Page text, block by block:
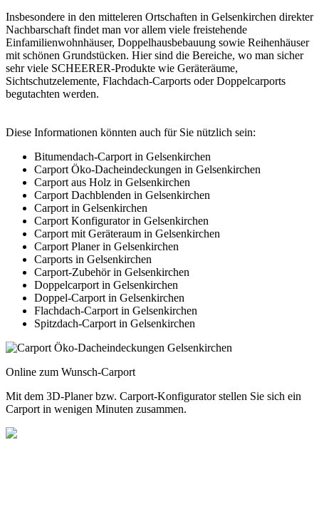
Insbesondere in den mitteleren Ortschaften in Gelsenkirchen direkter
Nachbarschaft findet man vor allem viele freistehende
Einfamilienwohnhäuser, Doppelhausbebauung sowie Reihenhäuser
mit schönen Grundstücken. Hier sind die Bereiche, wo man sicher
sehr viele SCHEERER-Produkte wie Geräteräume,
Sichtschutzelemente, Flachdach-Carports oder Doppelcarports
begutachten werden.
Diese Informationen könnten auch für Sie nützlich sein:
Bitumendach-Carport in Gelsenkirchen
Carport Öko-Dacheindeckungen in Gelsenkirchen
Carport aus Holz in Gelsenkirchen
Carport Dachblenden in Gelsenkirchen
Carport in Gelsenkirchen
Carport Konfigurator in Gelsenkirchen
Carport mit Geräteraum in Gelsenkirchen
Carport Planer in Gelsenkirchen
Carports in Gelsenkirchen
Carport-Zubehör in Gelsenkirchen
Doppelcarport in Gelsenkirchen
Doppel-Carport in Gelsenkirchen
Flachdach-Carport in Gelsenkirchen
Spitzdach-Carport in Gelsenkirchen
Online zum Wunsch-Carport
Mit dem 3D-Planerbzw. Carport-Konfiguratorstellen Sie sich ein
Carport in wenigen Minuten zusammen.